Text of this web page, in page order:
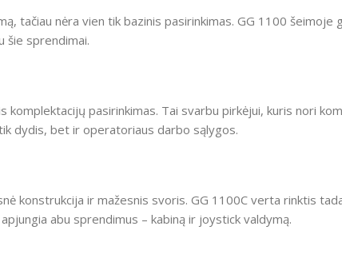
tačiau nėra vien tik bazinis pasirinkimas. GG 1100
šie sprendimai.
komplektacijų pasirinkimas. Tai svarbu pirkėjui, kuris nori
dydis, bet ir operatoriaus darbo sąlygos.
konstrukcija ir mažesnis svoris. GG 1100C verta rinktis
abu sprendimus – kabiną ir joystick valdymą.